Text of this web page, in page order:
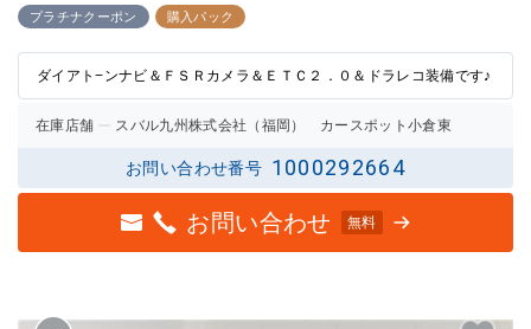
2.5点
プラチナクーポン 購入パック
ダイアト−ンナビ＆ＦＳＲカメラ＆ＥＴＣ２．０＆ドラレコ装備です♪
在庫店舗 スバル九州株式会社（福岡） カースポット小倉東
お問い合わせ番号 1000292664
お問い合わせ 無料